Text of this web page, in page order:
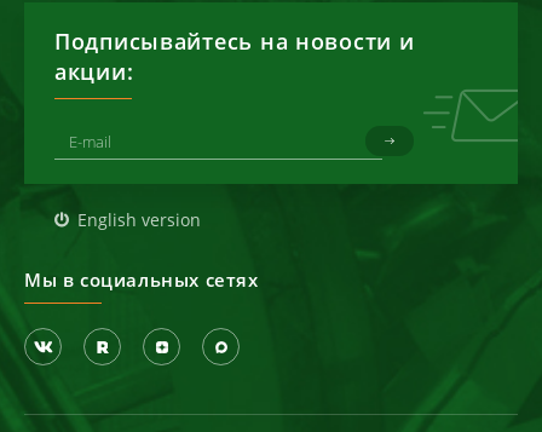
Подписывайтесь на новости и
акции:
English version
Мы в социальных сетях